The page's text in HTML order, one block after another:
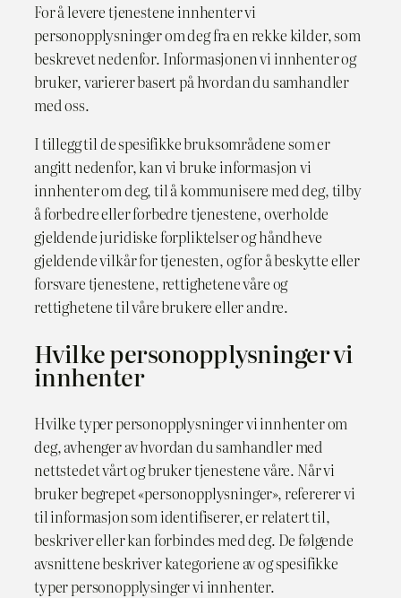
For å levere tjenestene innhenter vi
personopplysninger om deg fra en rekke kilder, som
beskrevet nedenfor. Informasjonen vi innhenter og
bruker, varierer basert på hvordan du samhandler
med oss.
I tillegg til de spesifikke bruksområdene som er
angitt nedenfor, kan vi bruke informasjon vi
innhenter om deg, til å kommunisere med deg, tilby
å forbedre eller forbedre tjenestene, overholde
gjeldende juridiske forpliktelser og håndheve
gjeldende vilkår for tjenesten, og for å beskytte eller
forsvare tjenestene, rettighetene våre og
rettighetene til våre brukere eller andre.
Hvilke personopplysninger vi
innhenter
Hvilke typer personopplysninger vi innhenter om
deg, avhenger av hvordan du samhandler med
nettstedet vårt og bruker tjenestene våre. Når vi
bruker begrepet «personopplysninger», refererer vi
til informasjon som identifiserer, er relatert til,
beskriver eller kan forbindes med deg. De følgende
avsnittene beskriver kategoriene av og spesifikke
typer personopplysinger vi innhenter.